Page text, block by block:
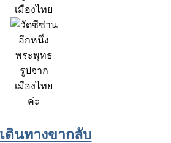
เมืองไทย
อีกหนึ่ง
พระพุทธ
รูปจาก
เมืองไทย
ค่ะ
ดินทางขากลับ